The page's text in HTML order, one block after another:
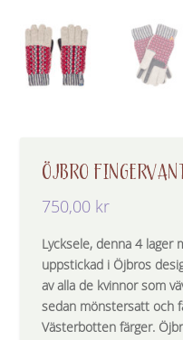
ÖJBRO
750,00 kr
Lycksele, denna 4 lager
uppstickad i Öjbros
av alla de kvinnor som
sedan mönstersatt och
Västerbotten färger.